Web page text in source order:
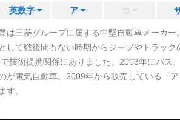
英数字 ア
は三菱グループに属する中堅自動車メーカ
して戦後間もない時期からジープやトラッ
技術提携関係にありました。2003年にバ
が電気自動車。2009年から販売している「
す。